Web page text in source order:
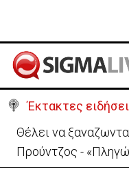
Έκτακτες
Θέλει να
Προύντζος -